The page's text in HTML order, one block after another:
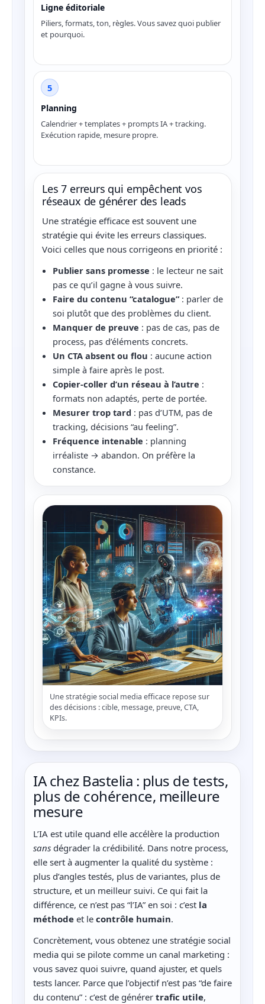
Ligne éditoriale
Piliers, formats, ton, règles. Vous savez quoi publier
et pourquoi.
5
Planning
Calendrier + templates + prompts IA + tracking.
Exécution rapide, mesure propre.
Les 7 erreurs qui empêchent vos
réseaux de générer des leads
Une stratégie efficace est souvent une
stratégie qui évite les erreurs classiques.
Voici celles que nous corrigeons en priorité :
Publier sans promesse : le lecteur ne sait
pas ce qu’il gagne à vous suivre.
Faire du contenu “catalogue”: parler de
soi plutôt que des problèmes du client.
Manquer de preuve : pas de cas, pas de
process, pas d’éléments concrets.
Un CTA absent ou flou : aucune action
simple à faire après le post.
Copier-coller d’un réseau à l’autre :
formats non adaptés, perte de portée.
Mesurer trop tard : pas d’UTM, pas de
tracking, décisions “au feeling”.
Fréquence intenable : planning
irréaliste → abandon. On préfère la
constance.
Une stratégie social media efficace repose sur
des décisions : cible, message, preuve, CTA,
KPIs.
IA chez Bastelia : plus de tests,
plus de cohérence, meilleure
mesure
L’IA est utile quand elle accélère la production
sans dégrader la crédibilité. Dans notre process,
elle sert à augmenter la qualité du système :
plus d’angles testés, plus de variantes, plus de
structure, et un meilleur suivi. Ce qui fait la
différence, ce n’est pas “l’IA” en soi : c’est la
méthode et le contrôle humain.
Concrètement, vous obtenez une stratégie social
media qui se pilote comme un canal marketing :
vous savez quoi suivre, quand ajuster, et quels
tests lancer. Parce que l’objectif n’est pas “de faire
du contenu” : c’est de générer trafic utile,